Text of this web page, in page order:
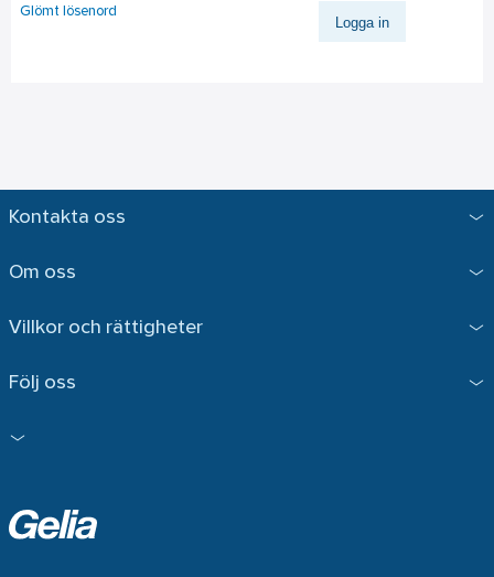
Glömt lösenord
Logga in
Kontakta oss
Om oss
Villkor och rättigheter
Följ oss